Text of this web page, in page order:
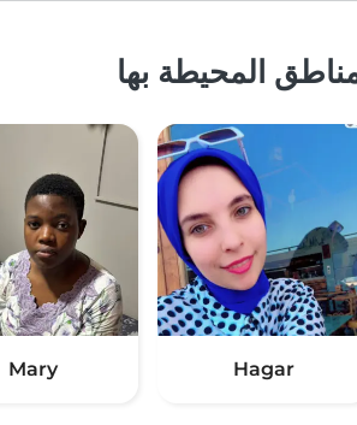
المحيطة بها
Hagar
Mary